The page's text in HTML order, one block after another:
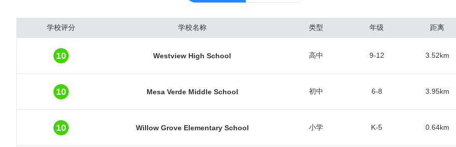
工总数的1/4,在城市经济中占重要地位。电子和造船工业发展迅速，已具相当规模。圣迭戈通信工
达，CDMA的创始者通信巨头高通公司总部位于此。另外，第二大CDMA芯片厂商VIA的研发中心
此。圣地亚哥的生物制药工业也很发达。由于加州大学圣地亚哥分校 (UCSD)及其附属的UCSD医
科，1981年与墨西哥边界城市蒂华纳间建成长约26公里的电车线。港口年吞吐量约 200万吨。市
北湾畔有林德堡国际机场。终年阳光充足，气候温和宜人，为美国西海岸主要旅游、疗养地。多豪
社和游乐场所，如以展出动物品种繁多名闻世界的圣迭戈动物园和集美术馆、博物馆、剧场、花园
学校评分 学校名称 类型 年级 距离
10 Westview High School 高中 9-12 3.52km
10 Mesa Verde Middle School 初中 6-8 3.95km
10 Willow Grove Elementary School 小学 K-5 0.64km